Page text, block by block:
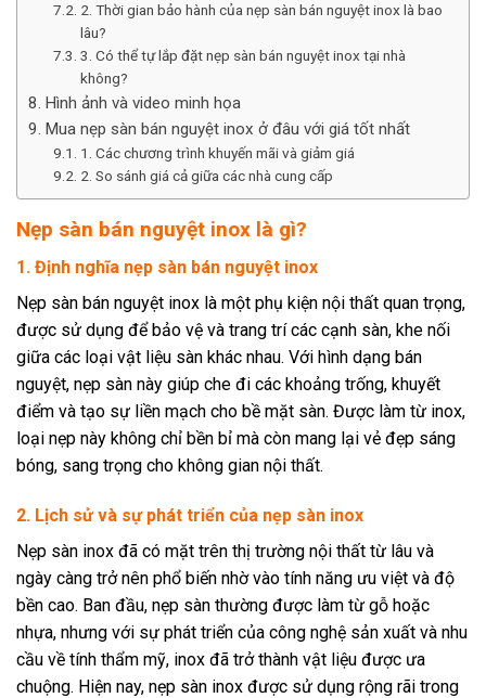
2. Thời gian bảo hành của nẹp sàn bán nguyệt inox là bao
lâu?
3. Có thể tự lắp đặt nẹp sàn bán nguyệt inox tại nhà
không?
Hình ảnh và video minh họa
Mua nẹp sàn bán nguyệt inox ở đâu với giá tốt nhất
1. Các chương trình khuyến mãi và giảm giá
2. So sánh giá cả giữa các nhà cung cấp
Nẹp sàn bán nguyệt inox là gì?
1. Định nghĩa nẹp sàn bán nguyệt inox
Nẹp sàn bán nguyệt inox là một phụ kiện nội thất quan trọng,
được sử dụng để bảo vệ và trang trí các cạnh sàn, khe nối
giữa các loại vật liệu sàn khác nhau. Với hình dạng bán
nguyệt, nẹp sàn này giúp che đi các khoảng trống, khuyết
điểm và tạo sự liền mạch cho bề mặt sàn. Được làm từ inox,
loại nẹp này không chỉ bền bỉ mà còn mang lại vẻ đẹp sáng
bóng, sang trọng cho không gian nội thất.
2. Lịch sử và sự phát triển của nẹp sàn inox
Nẹp sàn inox đã có mặt trên thị trường nội thất từ lâu và
ngày càng trở nên phổ biến nhờ vào tính năng ưu việt và độ
bền cao. Ban đầu, nẹp sàn thường được làm từ gỗ hoặc
nhựa, nhưng với sự phát triển của công nghệ sản xuất và nhu
cầu về tính thẩm mỹ, inox đã trở thành vật liệu được ưa
chuộng. Hiện nay, nẹp sàn inox được sử dụng rộng rãi trong